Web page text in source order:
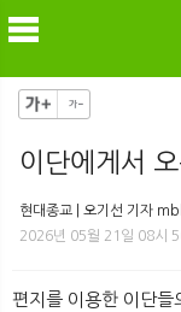
이단에게서
현대종교 | 오기선 기자
2026년 05월 21일 08시
편지를 이용한 이단들